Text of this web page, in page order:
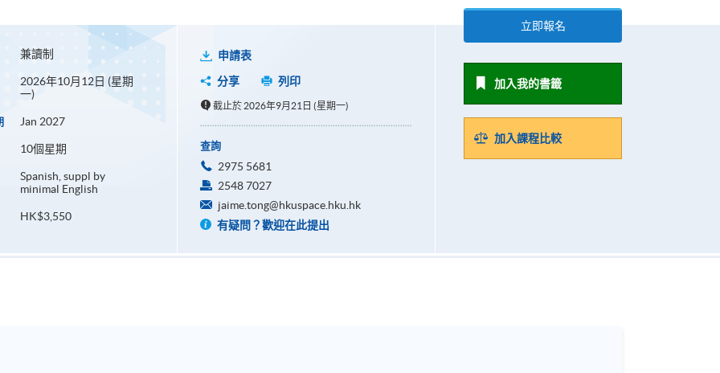
兼讀制
2026年10月12日 (星期
一)
Jan 2027
10個星期
Spanish, suppl by
minimal English
HK$3,550
申請表
分享
列印
截止於 2026年9月21日 (星期一)
查詢
2975 5681
2548 7027
jaime.tong@hkuspace.hku.hk
有疑問？歡迎在此提出
立即報名
加入我的書籤
加入課程比較